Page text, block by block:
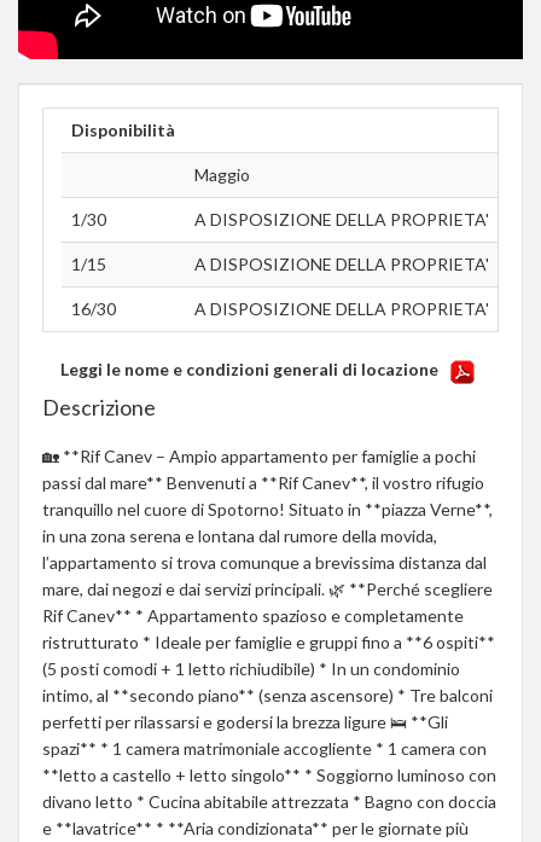
Disponibilità
Maggio
1/30 A DISPOSIZIONE DELLA PROPRIETA'
1/15 A DISPOSIZIONE DELLA PROPRIETA'
16/30 A DISPOSIZIONE DELLA PROPRIETA'
Leggi le nome e condizioni generali di locazione
Descrizione
🏡 **Rif Canev – Ampio appartamento per famiglie a pochi
passi dal mare** Benvenuti a **Rif Canev**, il vostro rifugio
tranquillo nel cuore di Spotorno! Situato in **piazza Verne**,
in una zona serena e lontana dal rumore della movida,
l’appartamento si trova comunque a brevissima distanza dal
mare, dai negozi e dai servizi principali. 🌿 **Perché scegliere
Rif Canev** * Appartamento spazioso e completamente
ristrutturato * Ideale per famiglie e gruppi fino a **6 ospiti**
(5 posti comodi + 1 letto richiudibile) * In un condominio
intimo, al **secondo piano** (senza ascensore) * Tre balconi
perfetti per rilassarsi e godersi la brezza ligure 🛌 **Gli
spazi** * 1 camera matrimoniale accogliente * 1 camera con
**letto a castello + letto singolo** * Soggiorno luminoso con
divano letto * Cucina abitabile attrezzata * Bagno con doccia
e **lavatrice** * **Aria condizionata** per le giornate più